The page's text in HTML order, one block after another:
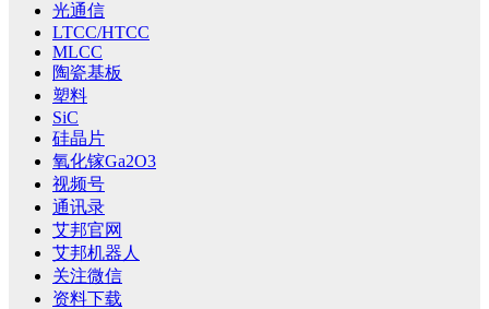
光通信
LTCC/HTCC
MLCC
陶瓷基板
塑料
SiC
硅晶片
氧化镓Ga2O3
视频号
通讯录
艾邦官网
艾邦机器人
关注微信
资料下载